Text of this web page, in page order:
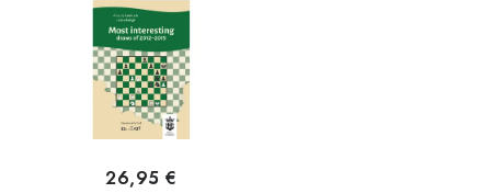
26,95 €